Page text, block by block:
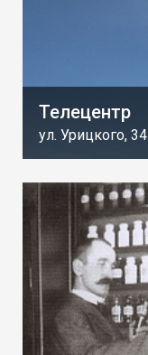
Телецентр
ул. Урицкого, 34